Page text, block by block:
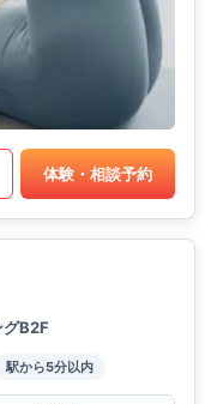
体験・相談予約
B2F
駅から5分以内